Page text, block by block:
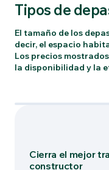
Tipos de
El tamaño de los
decir, el espacio
Los precios
la disponibilidad y la
Cierra el mejor
constructor